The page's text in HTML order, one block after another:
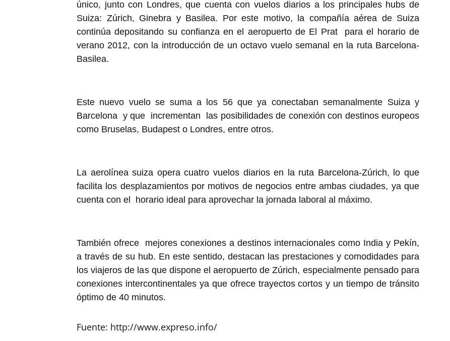
único, junto con Londres, que cuenta con vuelos diarios a los principales hubs de
Suiza: Zúrich, Ginebra y Basilea. Por este motivo, la compañía aérea de Suiza
continúa depositando su confianza en el aeropuerto de El Prat para el horario de
verano 2012, con la introducción de un octavo vuelo semanal en la ruta Barcelona-
Basilea.
Este nuevo vuelo se suma a los 56 que ya conectaban semanalmente Suiza y
Barcelona y que incrementan las posibilidades de conexión con destinos europeos
como Bruselas, Budapest o Londres, entre otros.
La aerolínea suiza opera cuatro vuelos diarios en la ruta Barcelona-Zúrich, lo que
facilita los desplazamientos por motivos de negocios entre ambas ciudades, ya que
cuenta con el horario ideal para aprovechar la jornada laboral al máximo.
También ofrece mejores conexiones a destinos internacionales como India y Pekín,
a través de su hub. En este sentido, destacan las prestaciones y comodidades para
los viajeros de las que dispone el aeropuerto de Zúrich, especialmente pensado para
conexiones intercontinentales ya que ofrece trayectos cortos y un tiempo de tránsito
óptimo de 40 minutos.
Fuente: http://www.expreso.info/